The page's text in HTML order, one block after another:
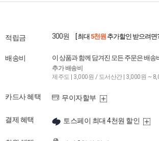
적립금 300원 [ 최대 5천원 추가할인 받으려면?
배송비 이 상품과 함께 담겨진 모든 주문은 배송
추가 배송비
제주도 | 3,000원 / 도서산간 | 3,000원 ~
카드사 혜택 무이자할부
결제 혜택 토스페이 최대 4천원 할인